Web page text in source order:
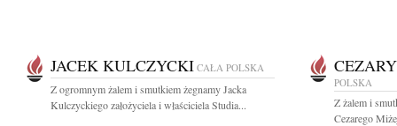
JACEK KULCZYCKI CAŁA POLSKA
Z ogromnym żalem i smutkiem żegnamy Jacka
Kulczyckiego założyciela i właściciela Studia...
POLSKA
Z żalem i
Cezarego